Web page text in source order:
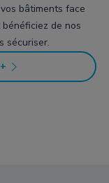
bâtiments face
de nos
sécuriser.